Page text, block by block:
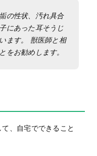
の性状、汚れ具合
にあった耳そうじ
ます。 獣医師と相
をお勧めします。
、自宅でできること